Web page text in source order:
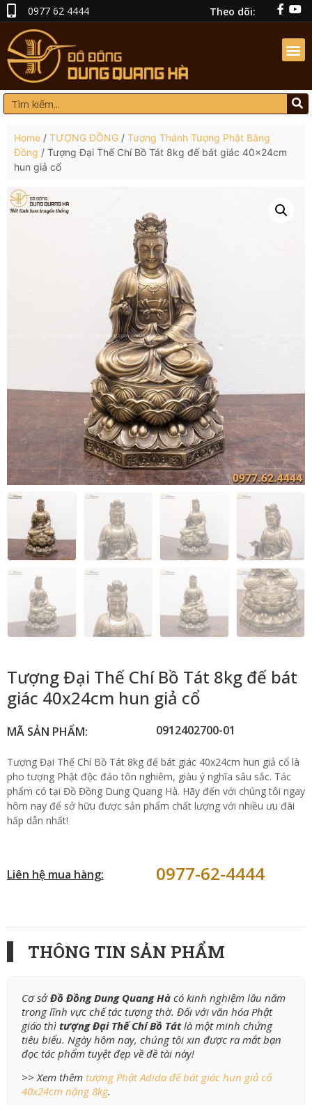
0977 62 4444 Theo dõi:
Home / TƯỢNG ĐỒNG / Tượng Thánh Tượng Phật Bằng
Đồng / Tượng Đại Thế Chí Bồ Tát 8kg đế bát giác 40x24cm
hun giả cổ
Tượng Đại Thế Chí Bồ Tát 8kg đế bát
giác 40x24cm hun giả cổ
MÃ SẢN PHẨM: 0912402700-01
Tượng Đại Thế Chí Bồ Tát 8kg đế bát giác 40x24cm hun giả cổ là
pho tượng Phật độc đáo tôn nghiêm, giàu ý nghĩa sâu sắc. Tác
phẩm có tại Đồ Đồng Dung Quang Hà. Hãy đến với chúng tôi ngay
hôm nay để sở hữu được sản phẩm chất lượng với nhiều ưu đãi
hấp dẫn nhất!
Liên hệ mua hàng: 0977-62-4444
THÔNG TIN SẢN PHẨM
Cơ sởĐồ Đồng Dung Quang Hà có kinh nghiệm lâu năm
trong lĩnh vực chế tác tượng thờ. Đối với văn hóa Phật
giáo thì tượng Đại Thế Chí Bồ Tátlà một minh chứng
tiêu biểu. Ngày hôm nay, chúng tôi xin được ra mắt bạn
đọc tác phẩm tuyệt đẹp về đề tài này!
>> Xem thêm tượng Phật Adida đế bát giác hun giả cổ
40x24cm nặng 8kg.